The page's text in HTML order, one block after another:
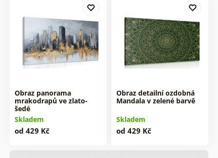
Obraz panorama
mrakodrapů ve zlato-
šedé
Skladem
od 429 Kč
Obraz detailní ozdobná
Mandala v zelené barvě
Skladem
od 429 Kč